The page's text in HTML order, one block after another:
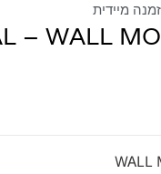
FOCAL –